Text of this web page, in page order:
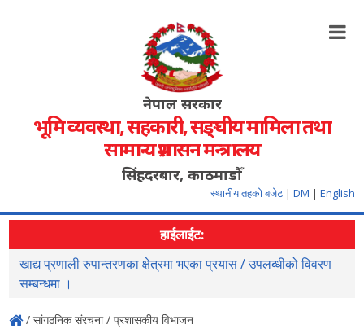
नेपाल सरकार
भूमि व्यवस्था, सहकारी, सङ्‍घीय मामिला तथा
सामान्य प्रशासन मन्त्रालय
सिंहदरबार, काठमाडौँ
स्थानीय तहको बजेट | DM | English
हाईलाईट:
खाद्य प्रणाली रुपान्तरणका क्षेत्रमा भएका प्रयास / उपलब्धीको विवरण
सम्बन्धमा ।
/ सांगठनिक संरचना / प्रशासकीय विभाजन